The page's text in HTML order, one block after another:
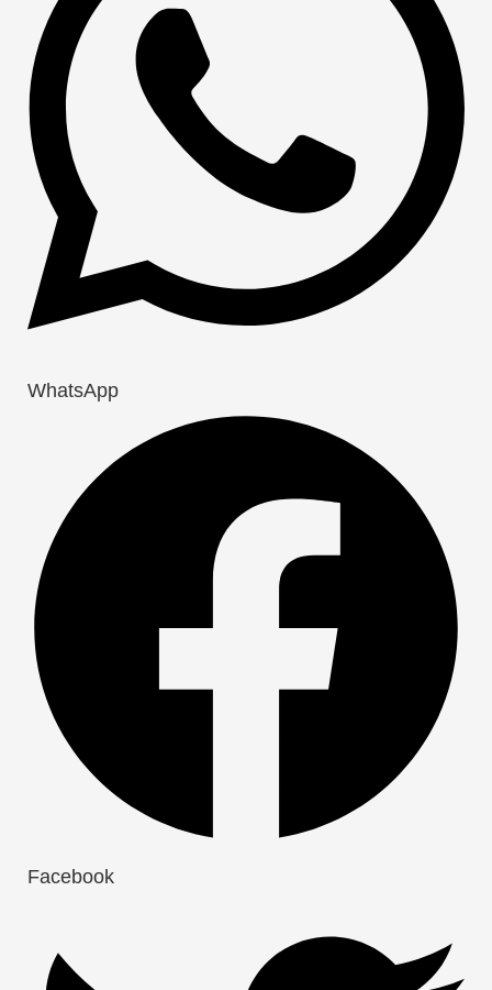
WhatsApp
Facebook